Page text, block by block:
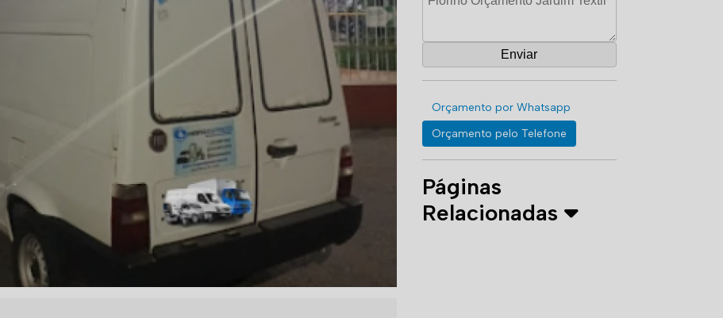
Orçamento por Whatsapp
Orçamento pelo Telefone
Páginas
Relacionadas